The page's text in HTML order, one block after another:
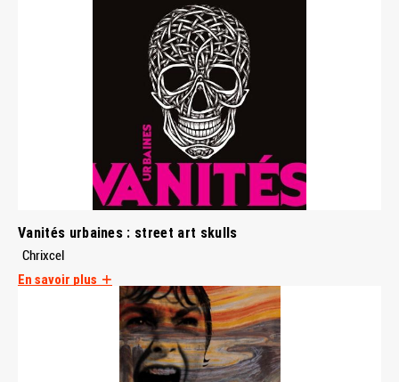
Vanités urbaines : street art skulls
Chrixcel
En savoir plus